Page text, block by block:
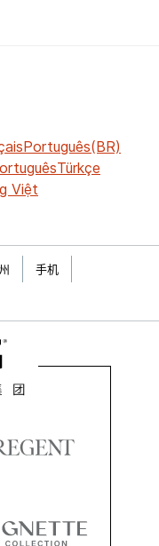
Português(BR)
Türkçe
Việt
手机